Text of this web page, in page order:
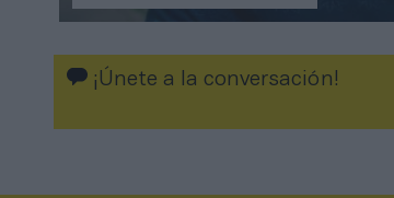
¡Únete a la conversación!